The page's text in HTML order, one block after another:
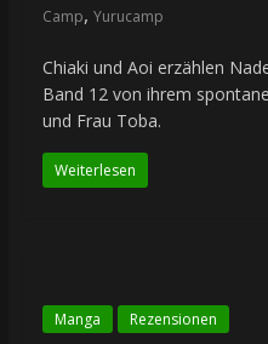
Camp, Yurucamp
Chiaki und Aoi erzählen
Band 12 von ihrem
und Frau Toba.
Weiterlesen
Manga Rezensionen